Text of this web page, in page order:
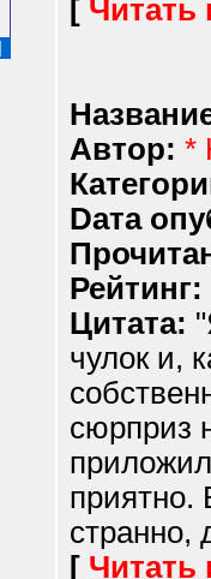
[ Читать
Автор: *
Dата
Рейтинг:
Цитата:
чулок и,
сюрприз
приятно.
странно,
[ Читать